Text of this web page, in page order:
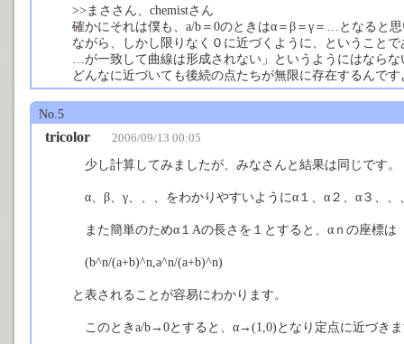
>>まささん、chemistさん
確かにそれは僕も、a/b＝0のときはα＝β＝γ＝…となると
ながら、しかし限りなく０に近づくように、ということ
…が一致して曲線は形成されない」というようにはならな
どんなに近づいても後続の点たちが無限に存在するんです
No.5
tricolor 2006/09/13 00:05
少し計算してみましたが、みなさんと結果は同じです。
α、β、γ、、、をわかりやすいようにα１、α２、α３、
また簡単のためα１Aの長さを１とすると、αｎの座標は
(b^n/(a+b)^n,a^n/(a+b)^n)
と表されることが容易にわかります。
このときa/b→0とすると、α→(1,0)となり定点に近づき